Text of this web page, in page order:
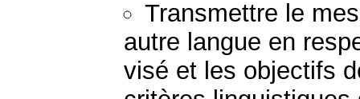
Transmettre le
autre langue en
visé et les objectifs